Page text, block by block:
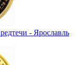
- Ярославль